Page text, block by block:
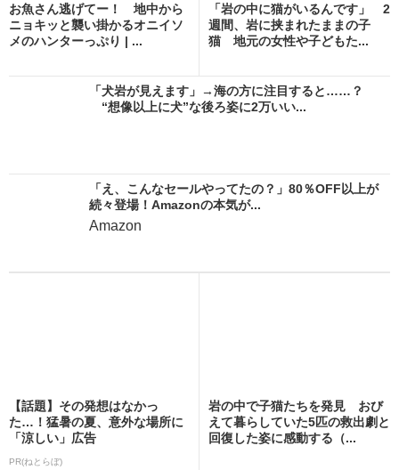
お魚さん逃げてー！ 地中から
ニョキッと襲い掛かるオニイソ
メのハンターっぷり | ...
「岩の中に猫がいるんです」 2
週間、岩に挟まれたままの子
猫 地元の女性や子どもた...
「犬岩が見えます」→海の方に注目すると……？
“想像以上に犬”な後ろ姿に2万いい...
「え、こんなセールやってたの？」80％OFF以上が
続々登場！Amazonの本気が...
Amazon
【話題】その発想はなかっ
た…！猛暑の夏、意外な場所に
「涼しい」広告
PR(ねとらぼ)
岩の中で子猫たちを発見 おび
えて暮らしていた5匹の救出劇と
回復した姿に感動する（...